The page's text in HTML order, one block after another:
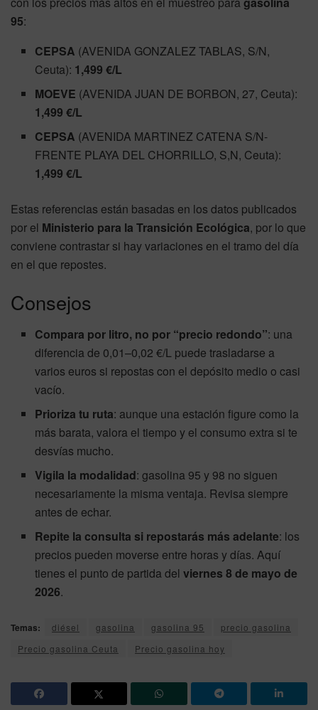
95:
CEPSA (AVENIDA GONZALEZ TABLAS, S/N,
Ceuta): 1,499 €/L
MOEVE (AVENIDA JUAN DE BORBON, 27, Ceuta):
1,499 €/L
CEPSA (AVENIDA MARTINEZ CATENA S/N-
FRENTE PLAYA DEL CHORRILLO, S,N, Ceuta):
1,499 €/L
Estas referencias están basadas en los datos publicados
por el Ministerio para la Transición Ecológica, por lo que
conviene contrastar si hay variaciones en el tramo del día
en el que repostes.
Consejos
Compara por litro, no por “precio redondo”: una
diferencia de 0,01–0,02 €/L puede trasladarse a
varios euros si repostas con el depósito medio o casi
vacío.
Prioriza tu ruta: aunque una estación figure como la
más barata, valora el tiempo y el consumo extra si te
desvías mucho.
Vigila la modalidad: gasolina 95 y 98 no siguen
necesariamente la misma ventaja. Revisa siempre
antes de echar.
Repite la consulta si repostarás más adelante: los
precios pueden moverse entre horas y días. Aquí
tienes el punto de partida delviernes 8 de mayo de
2026.
Temas: diésel gasolina gasolina 95
precio gasolina
Precio gasolina Ceuta
Precio gasolina hoy